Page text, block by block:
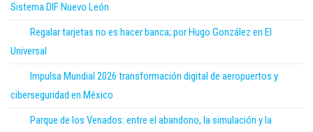
Sistema DIF Nuevo León
Regalar tarjetas no es hacer banca; por Hugo González en El
Universal
Impulsa Mundial 2026 transformación digital de aeropuertos y
ciberseguridad en México
Parque de los Venados: entre el abandono, la simulación y la